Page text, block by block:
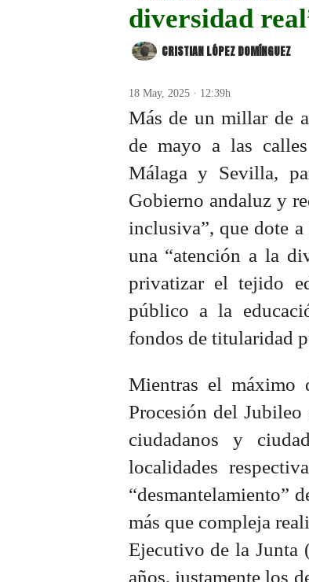
diversidad
CRISTIAN LÓPEZ DOMÍNGUEZ
18 May, 2025 · 12:39h
Más de un millar de
de mayo a las
Málaga y Sevilla,
Gobierno andaluz y
inclusiva”, que dote a
una “atención a la
privatizar el tejido
público a la
fondos de titularidad
Mientras el máximo
Procesión del Jubileo
ciudadanos y
localidades
“desmantelamiento”
más que compleja
Ejecutivo de la Junta
años, justamente los